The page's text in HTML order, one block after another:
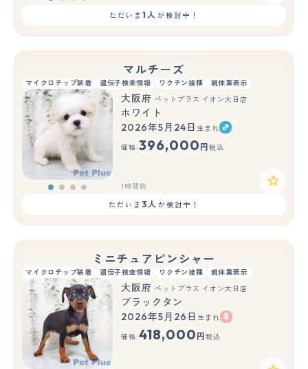
ただいま1人 が検討中！
マルチーズ
マイクロチップ装着 遺伝子検査情報 ワクチン接種 親体重表示
大阪府 ペットプラス イオン大日店
ホワイト
2026年5月24日 生まれ
価格:396,000 円 税込
1時間前
ただいま3人 が検討中！
ミニチュアピンシャー
マイクロチップ装着 遺伝子検査情報 ワクチン接種 親体重表示
大阪府 ペットプラス イオン大日店
ブラックタン
2026年5月26日 生まれ
価格:418,000 円 税込